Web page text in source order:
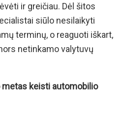
ir greičiau. Dėl šitos
siūlo nesilaikyti
terminų, o reaguoti iškart,
netinkamo valytuvų
metas keisti automobilio